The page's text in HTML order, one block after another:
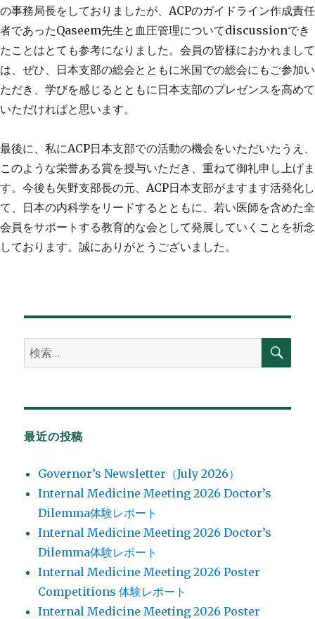
の事務局長をしておりましたが、 ACPのガイドライン作成責任
者であったQaseem先生と血圧管理についてdiscussionでき
たことはとても参考になりました。会員の皆様におかれまして
は、ぜひ、日本支部の総会とともに米国での総会にもご参加い
ただき、学びを感じるとともに日本支部のプレゼンスを高めて
いただければと思います。
最後に、私にACP日本支部での活動の機会をいただいたうえ、
このような栄誉ある賞を授与いただき、重ねて御礼申し上げま
す。今後も矢野支部長の元、 ACP日本支部がますます活発化し
て、日本の内科学をリードするとともに、若い医師を含めた全
会員をサポートする教育的な会として発展していくことを祈念
しております。誠にありがとうございました。
検
索:
検
最近の投稿
Governor’s Newsletter（July 2026）
Internal Medicine Meeting 2026 Doctor’s
Dilemma体験レポート
Internal Medicine Meeting 2026 Doctor’s
Dilemma体験レポート
Internal Medicine Meeting 2026 Poster
Competitions 体験レポート
Internal Medicine Meeting 2026 Poster